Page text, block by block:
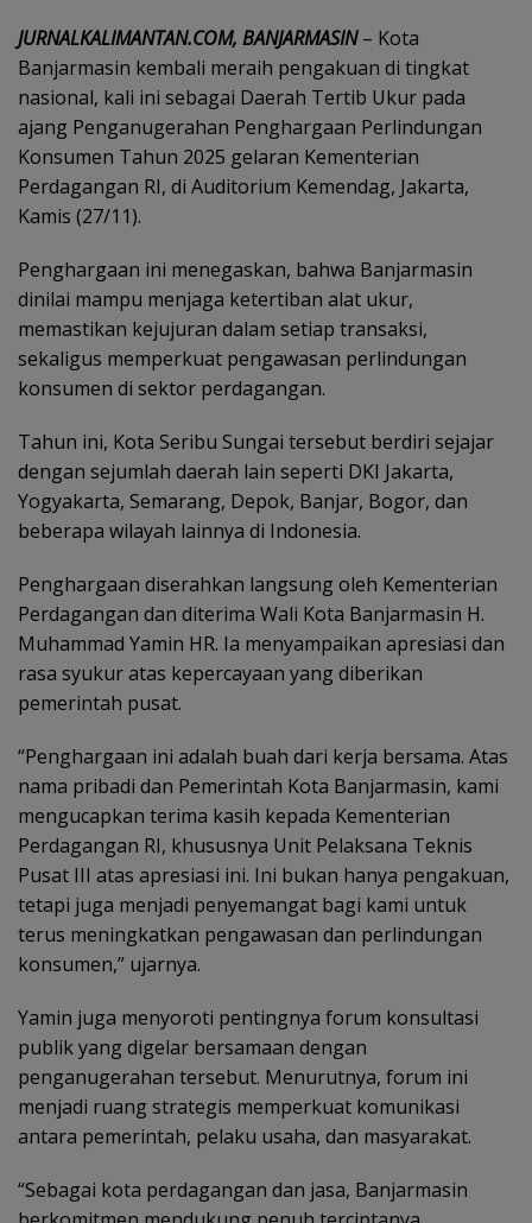
JURNALKALIMANTAN.COM, BANJARMASIN– Kota
Banjarmasin kembali meraih pengakuan di tingkat
nasional, kali ini sebagai Daerah Tertib Ukur pada
ajang Penganugerahan Penghargaan Perlindungan
Konsumen Tahun 2025 gelaran Kementerian
Perdagangan RI, di Auditorium Kemendag, Jakarta,
Kamis (27/11).
Penghargaan ini menegaskan, bahwa Banjarmasin
dinilai mampu menjaga ketertiban alat ukur,
memastikan kejujuran dalam setiap transaksi,
sekaligus memperkuat pengawasan perlindungan
konsumen di sektor perdagangan.
Tahun ini, Kota Seribu Sungai tersebut berdiri sejajar
dengan sejumlah daerah lain seperti DKI Jakarta,
Yogyakarta, Semarang, Depok, Banjar, Bogor, dan
beberapa wilayah lainnya di Indonesia.
Penghargaan diserahkan langsung oleh Kementerian
Perdagangan dan diterima Wali Kota Banjarmasin H.
Muhammad Yamin HR. Ia menyampaikan apresiasi dan
rasa syukur atas kepercayaan yang diberikan
pemerintah pusat.
“Penghargaan ini adalah buah dari kerja bersama. Atas
nama pribadi dan Pemerintah Kota Banjarmasin, kami
mengucapkan terima kasih kepada Kementerian
Perdagangan RI, khususnya Unit Pelaksana Teknis
Pusat III atas apresiasi ini. Ini bukan hanya pengakuan,
tetapi juga menjadi penyemangat bagi kami untuk
terus meningkatkan pengawasan dan perlindungan
konsumen,” ujarnya.
Yamin juga menyoroti pentingnya forum konsultasi
publik yang digelar bersamaan dengan
penganugerahan tersebut. Menurutnya, forum ini
menjadi ruang strategis memperkuat komunikasi
antara pemerintah, pelaku usaha, dan masyarakat.
“Sebagai kota perdagangan dan jasa, Banjarmasin